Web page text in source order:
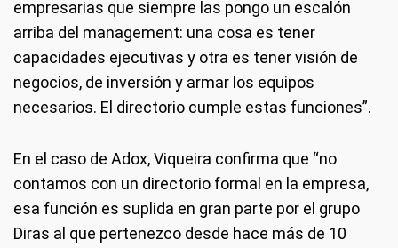
empresarias que siempre las pongo un escalón
arriba del management: una cosa es tener
capacidades ejecutivas y otra es tener visión de
negocios, de inversión y armar los equipos
necesarios. El directorio cumple estas funciones”.
En el caso de Adox, Viqueira confirma que “no
contamos con un directorio formal en la empresa,
esa función es suplida en gran parte por el grupo
Diras al que pertenezco desde hace más de 10